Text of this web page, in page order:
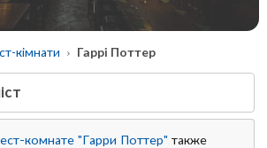
кімнати Гаррі Поттер
комнате "Гарри Поттер" также